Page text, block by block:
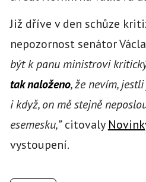
Již dříve v den schůze
nepozornost senátor
být k panu ministrovi
tak naloženo, že nevím,
i když, on mě stejně
esemesku,”citovaly
vystoupení.